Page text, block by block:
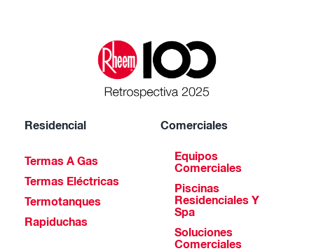
Residencial
Termas A Gas
Termas Eléctricas
Termotanques
Rapiduchas
Comerciales
Equipos
Comerciales
Piscinas
Residenciales Y
Spa
Soluciones
Comerciales